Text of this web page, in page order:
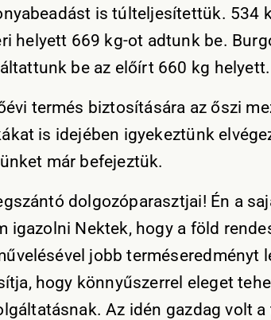
is túlteljesítettük. 534
helyett 669 kg-ot adtunk be.
be az előírt 660 kg helyett.
termés biztosítására az őszi
is idejében igyekeztünk
már befejeztük.
dolgozóparasztjai! Én a
igazolni Nektek, hogy a föld
jobb terméseredményt
hogy könnyűszerrel eleget
Az idén gazdag volt